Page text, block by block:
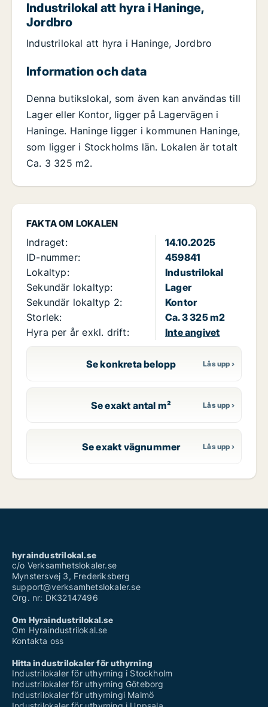
FAKTA OM LOKALEN
Indraget:
14.10.2025
ID-nummer:
459841
Lokaltyp:
Industrilokal
Sekundär lokaltyp:
Lager
Sekundär lokaltyp 2:
Kontor
Storlek:
Ca. 3 325 m2
Hyra per år exkl. drift:
Inte angivet
Se konkreta belopp
Se exakt antal m²
Se exakt vägnummer
Industrilokal att hyra i Haninge,
Jordbro
Industrilokal att hyra i Haninge, Jordbro
Information och data
Denna butikslokal, som även kan användas till
Lager eller Kontor, ligger på Lagervägen i
Haninge. Haninge ligger i kommunen Haninge,
som ligger i Stockholms län. Lokalen är totalt
Ca. 3 325 m2.
hyraindustrilokal.se
c/o Verksamhetslokaler.se
Mynstersvej 3, Frederiksberg
support@verksamhetslokaler.se
Org. nr: DK32147496
Om Hyraindustrilokal.se
Om Hyraindustrilokal.se
Kontakta oss
Hitta industrilokaler för uthyrning
Industrilokaler för uthyrning i Stockholm
Industrilokaler för uthyrning Göteborg
Industrilokaler för uthyrningi Malmö